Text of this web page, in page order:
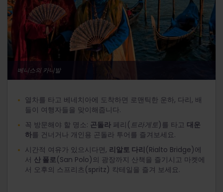
베니스의 카니발
열차를 타고 베네치아에 도착하면 로맨틱한 운하, 다리, 배
들이 여행자들을 맞이해줍니다.
꼭 방문해야 할 명소: 곤돌라 페리(트라게토)를 타고 대운
하를 건너거나 개인용 곤돌라 투어를 즐겨보세요.
시간적 여유가 있으시다면, 리알토 다리 (Rialto Bridge)에
서 산 폴로(San Polo)의 광장까지 산책을 즐기시고 마켓에
서 오후의 스프리츠(spritz) 칵테일을 즐겨 보세요.